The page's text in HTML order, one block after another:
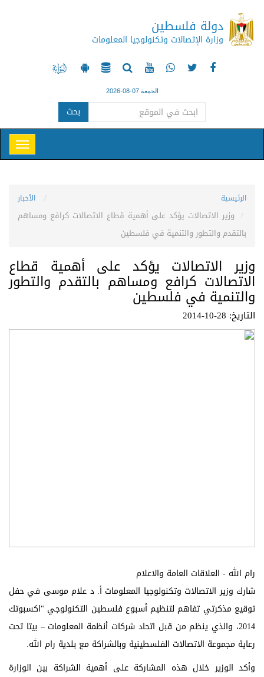
دولة فلسطين
وزارة الإتصالات وتكنولوجيا المعلومات
الجمعة 07-08-2026
بحث
الرئيسية الأخبار
وزير الاتصالات يؤكد على أهمية قطاع الاتصالات كرافع ومساهم
بالتقدم والتطور والتنمية في فلسطين
وزير الاتصالات يؤكد على أهمية قطاع
الاتصالات كرافع ومساهم بالتقدم والتطور
والتنمية في فلسطين
التاريخ: 28-10-2014
رام الله - العلاقات العامة والاعلام
شارك وزير الاتصالات وتكنولوجيا المعلومات أ. د علام موسى في حفل
توقيع مذكرتي تفاهم لتنظيم أسبوع فلسطين التكنولوجي "اكسبوتك
2014، والذي ينظم من قبل اتحاد شركات أنظمة المعلومات – بيتا تحت
رعاية مجموعة الاتصالات الفلسطينية وبالشراكة مع بلدية رام الله.
وأكد الوزير خلال هذه المشاركة على أهمية الشراكة بين الوزارة